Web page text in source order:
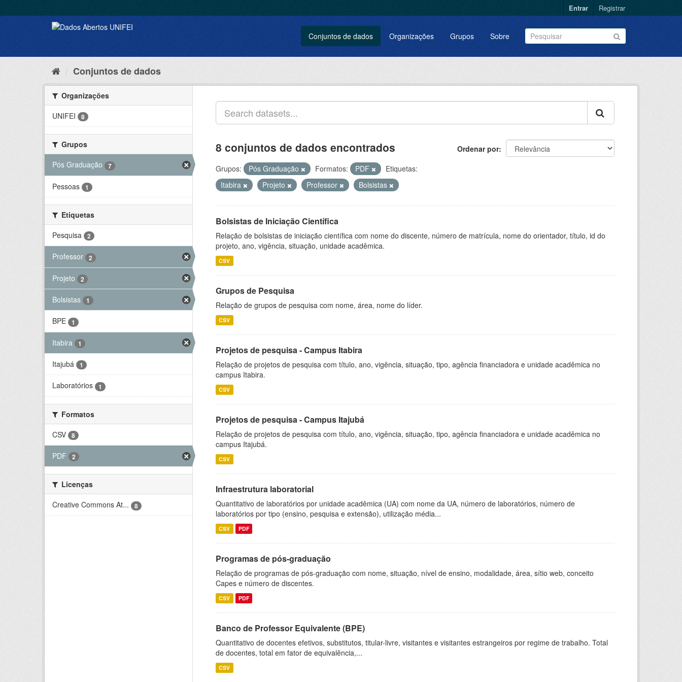
Entrar Registrar
Conjuntos de dados Organizações Grupos Sobre
Conjuntos de dados
Organizações
UNIFEI
8
Grupos
Pós Graduação
7
Pessoas 1
Etiquetas
Pesquisa
2
Professor 2
Projeto 2
Bolsistas 1
BPE 1
Itabira 1
Itajubá 1
Laboratórios 1
Formatos
CSV
8
PDF 2
Licenças
Creative Commons At...
8
Ordenar por
8 conjuntos de dados encontrados
Grupos: Pós Graduação Formatos: PDF
Etiquetas:
Itabira
Projeto Professor Bolsistas
Bolsistas de Iniciação Científica
Relação de bolsistas de iniciação científica com nome do discente, número de matrícula, nome do orientador, título, id do
projeto, ano, vigência, situação, unidade acadêmica.
CSV
Grupos de Pesquisa
Relação de grupos de pesquisa com nome, área, nome do líder.
CSV
Projetos de pesquisa - Campus Itabira
Relação de projetos de pesquisa com título, ano, vigência, situação, tipo, agência financiadora e unidade acadêmica no
campus Itabira.
CSV
Projetos de pesquisa - Campus Itajubá
Relação de projetos de pesquisa com título, ano, vigência, situação, tipo, agência financiadora e unidade acadêmica no
campus Itajubá.
CSV
Infraestrutura laboratorial
Quantitativo de laboratórios por unidade acadêmica (UA) com nome da UA, número de laboratórios, número de
laboratórios por tipo (ensino, pesquisa e extensão), utilização média...
CSV PDF
Programas de pós-graduação
Relação de programas de pós-graduação com nome, situação, nível de ensino, modalidade, área, sítio web, conceito
Capes e número de discentes.
CSV PDF
Banco de Professor Equivalente (BPE)
Quantitativo de docentes efetivos, substitutos, titular-livre, visitantes e visitantes estrangeiros por regime de trabalho. Total
de docentes, total em fator de equivalência,...
CSV